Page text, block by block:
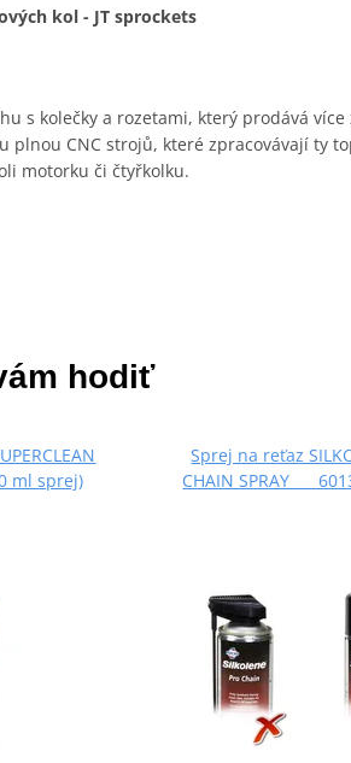
kol - JT sprockets
s kolečky a rozetami, který prodává
plnou CNC strojů, které zpracovávají ty
motorku či čtyřkolku.
hodiť
ml sprej)
Sprej na reťaz
CHAIN SPRAY